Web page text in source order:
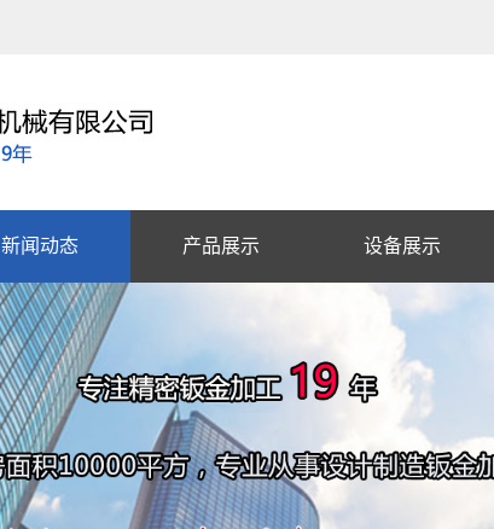
新闻动态 产品展示 设备展示